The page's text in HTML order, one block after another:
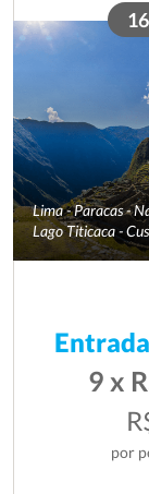
Lima - Paracas -
Lago Titicaca -
9 x
por